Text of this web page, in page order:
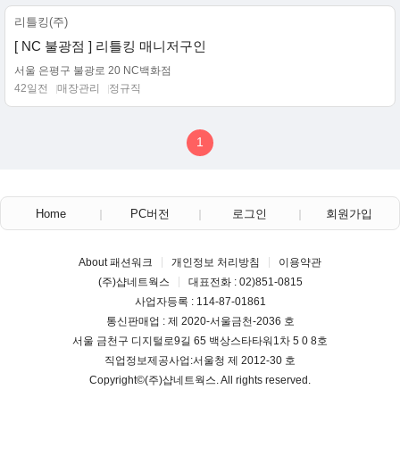
리틀킹(주)
[ NC 불광점 ] 리틀킹 매니저구인
서울 은평구 불광로 20 NC백화점
42일전
매장관리 정규직
1
Home PC버전 로그인 회원가입
About 패션워크 개인정보 처리방침
이용약관
(주)샵네트웍스
대표전화 : 02)851-0815
사업자등록 : 114-87-01861
통신판매업 : 제 2020-서울금천-2036 호
서울 금천구 디지털로9길 65 백상스타타워1차 5 0 8호
직업정보제공사업:서울청 제 2012-30 호
Copyright©(주)샵네트웍스. All rights reserved.